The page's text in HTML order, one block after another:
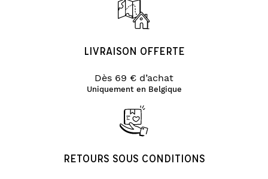
LIVRAISON OFFERTE
Dès 69 € d’achat
Uniquement en Belgique
RETOURS SOUS CONDITIONS